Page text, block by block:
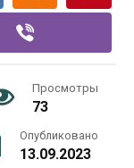
Просмотры
73
Опубликовано
13.09.2023